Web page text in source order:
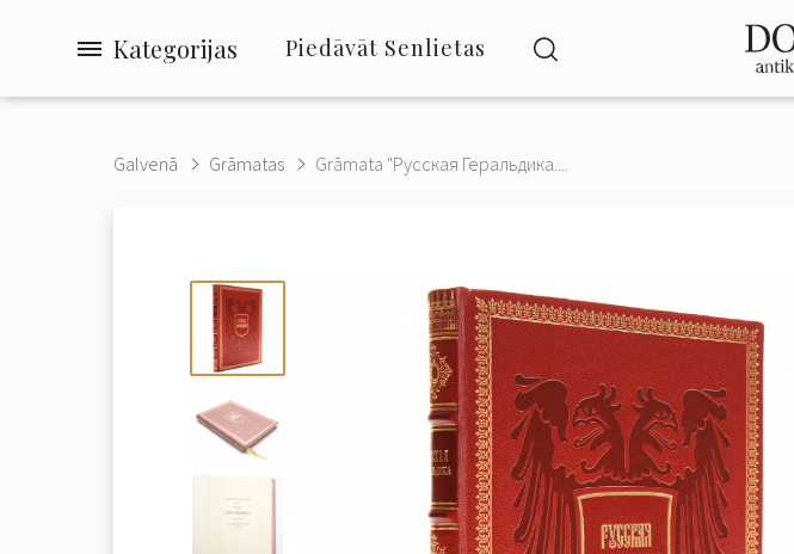
Kategorijas Piedāvāt Senlietas
Galvenā Grāmatas Grāmata "Русская Геральдика....